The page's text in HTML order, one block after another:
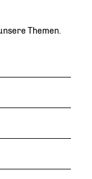
Themen.